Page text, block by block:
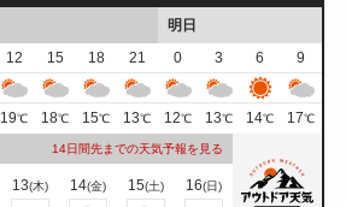
明日
12 15 18 21 0 3 6
9
19℃ 18℃ 15℃ 13℃ 12℃ 13℃ 14℃ 17℃
14日間先までの天気予報を見る
13(木) 14(金) 15(土) 16(日)